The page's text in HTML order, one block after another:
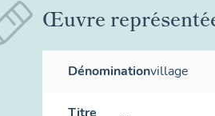
Œuvre
Dénominationvillage